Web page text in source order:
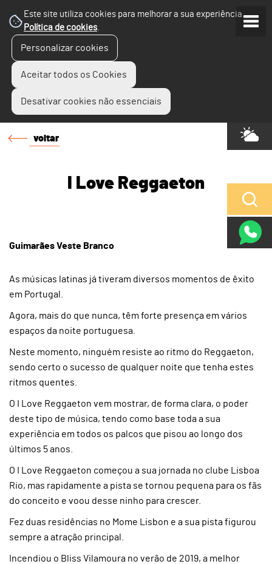
Este site utiliza cookies para melhorar a sua experiência.
Política de cookies.
Personalizar cookies
Aceitar todos os Cookies
Desativar cookies não essenciais
voltar
I Love Reggaeton
Guimarães Veste Branco
As músicas latinas já tiveram diversos momentos de êxito
em Portugal.
Agora, mais do que nunca, têm forte presença em vários
espaços da noite portuguesa.
Neste momento, ninguém resiste ao ritmo do Reggaeton,
sendo certo o sucesso de qualquer noite que tenha estes
ritmos quentes.
O I Love Reggaeton vem mostrar, de forma clara, o poder
deste tipo de música, tendo como base toda a sua
experiência em todos os palcos que pisou ao longo dos
últimos 5 anos.
O I Love Reggaeton começou a sua jornada no clube Lisboa
Rio, mas rapidamente a pista se tornou pequena para os fãs
do conceito e voou desse ninho para crescer.
Fez duas residências no Mome Lisbon e a sua pista figurou
sempre a atração principal.
Incendiou o Bliss Vilamoura no verão de 2019, a melhor